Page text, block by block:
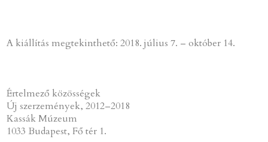
A kiállítás megtekinthető: 2018. július 7. – október 14.
Értelmező közösségek
Új szerzemények, 2012–2018
Kassák Múzeum
1033 Budapest, Fő tér 1.